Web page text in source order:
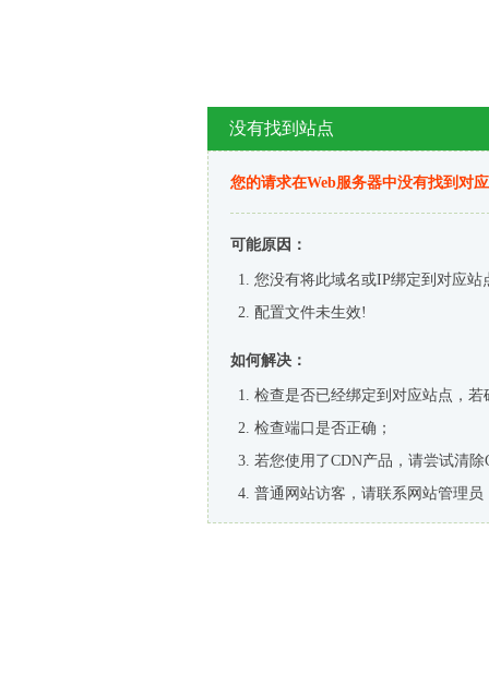
没有找到站点
您的请求在Web服务器中没有找到对
可能原因：
您没有将此域名或IP绑定到对应站
配置文件未生效!
如何解决：
检查是否已经绑定到对应站点，
检查端口是否正确；
若您使用了CDN产品，请尝试清除
普通网站访客，请联系网站管理员